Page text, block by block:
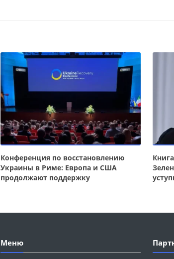
Конференция по восстановлению
Украины в Риме: Европа и США
продолжают поддержку
Меню